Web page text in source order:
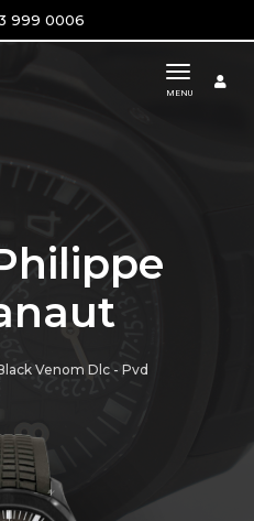
999 0006
toggle
MENU
Venom Dlc - Pvd